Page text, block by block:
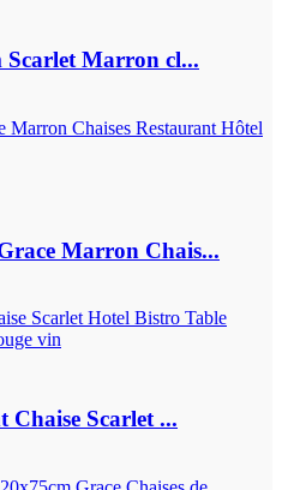
Scarlet Marron cl...
Marron Chais...
Chaise Scarlet ...